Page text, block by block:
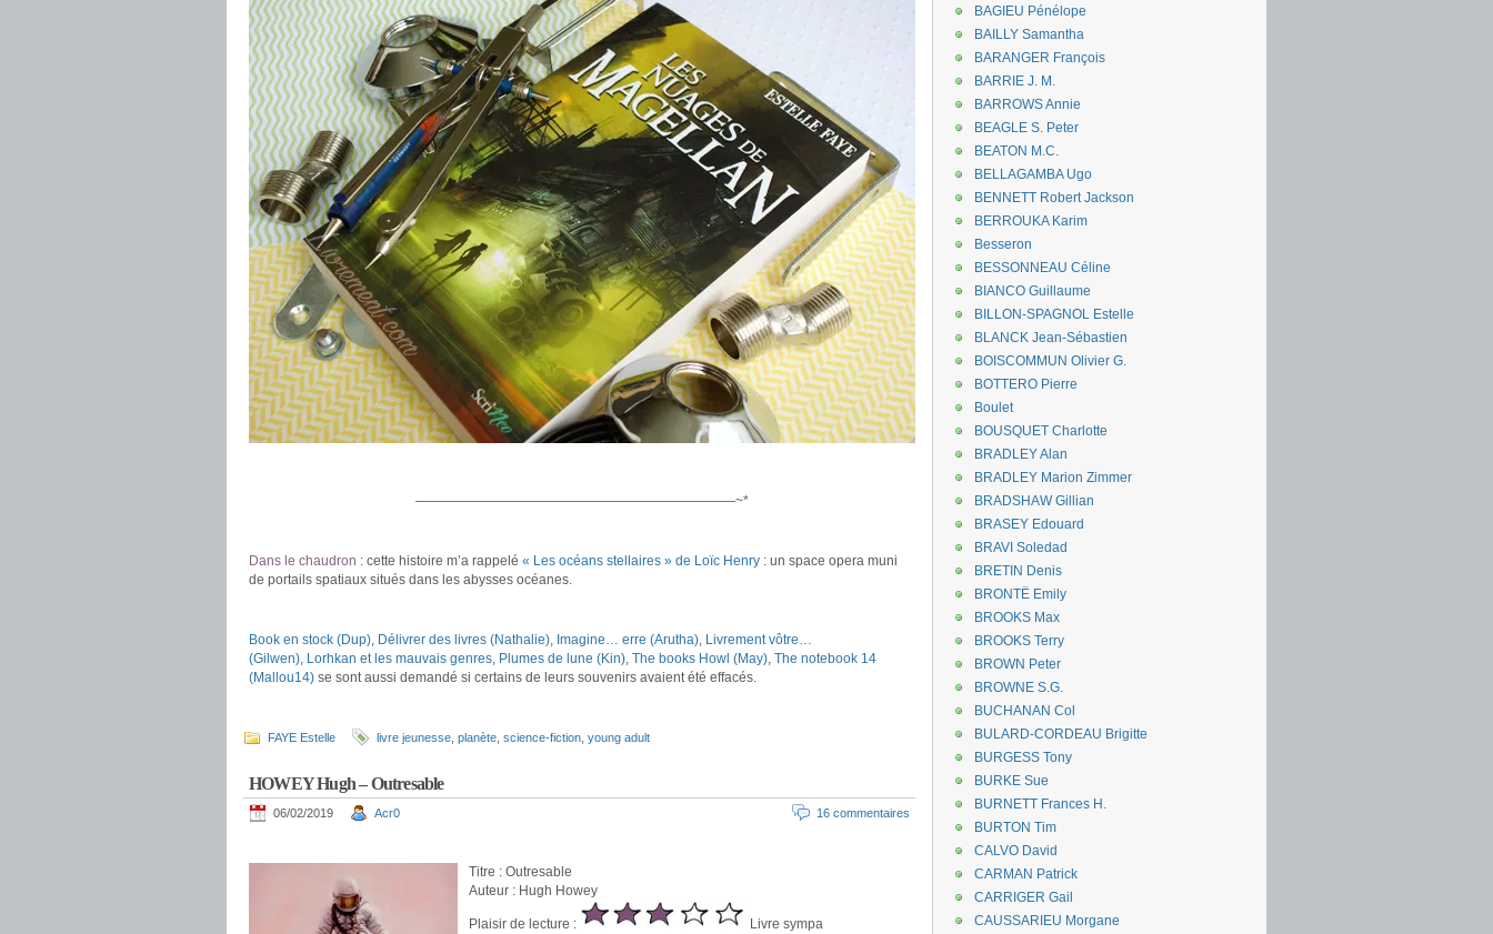
————————————————————————~*
Dans le chaudron : cette histoire m’a rappelé « Les océans stellaires » de Loïc Henry : un space opera muni
de portails spatiaux situés dans les abysses océanes.
Book en stock (Dup), Délivrer des livres (Nathalie), Imagine… erre (Arutha), Livrement vôtre…
(Gilwen), Lorhkan et les mauvais genres, Plumes de lune (Kin), The books Howl (May), The notebook 14
(Mallou14) se sont aussi demandé si certains de leurs souvenirs avaient été effacés.
FAYE Estelle livre jeunesse planète science-fiction young adult
HOWEY Hugh – Outresable
06/02/2019 Acr0 16 commentaires
Titre : Outresable
Auteur : Hugh Howey
Plaisir de lecture :
Livre sympa
BAGIEU Pénélope
BAILLY Samantha
BARANGER François
BARRIE J. M.
BARROWS Annie
BEAGLE S. Peter
BEATON M.C.
BELLAGAMBA Ugo
BENNETT Robert Jackson
BERROUKA Karim
Besseron
BESSONNEAU Céline
BIANCO Guillaume
BILLON-SPAGNOL Estelle
BLANCK Jean-Sébastien
BOISCOMMUN Olivier G.
BOTTERO Pierre
Boulet
BOUSQUET Charlotte
BRADLEY Alan
BRADLEY Marion Zimmer
BRADSHAW Gillian
BRASEY Edouard
BRAVI Soledad
BRETIN Denis
BRONTË Emily
BROOKS Max
BROOKS Terry
BROWN Peter
BROWNE S.G.
BUCHANAN Col
BULARD-CORDEAU Brigitte
BURGESS Tony
BURKE Sue
BURNETT Frances H.
BURTON Tim
CALVO David
CARMAN Patrick
CARRIGER Gail
CAUSSARIEU Morgane